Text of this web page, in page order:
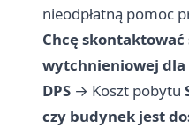
nieodpłatną pomoc
Chcę
wytchnieniowej dla
DPS → Koszt pobytu
czy budynek jest